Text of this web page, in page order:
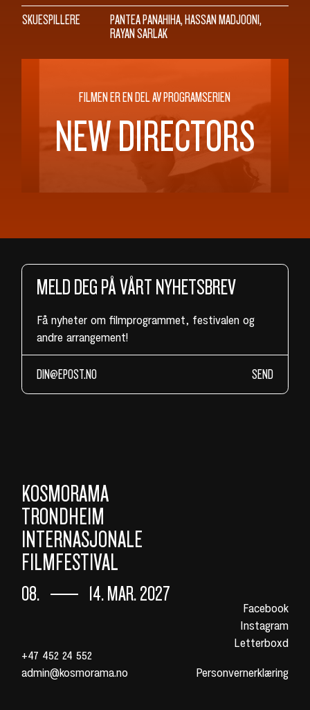
SKUESPILLERE
PANTEA PANAHIHA, HASSAN MADJOONI,
RAYAN SARLAK
FILMEN ER EN DEL AV PROGRAMSERIEN
NEW DIRECTORS
MELD DEG PÅ VÅRT NYHETSBREV
Få nyheter om filmprogrammet, festivalen og
andre arrangement!
SEND
KOSMORAMA
TRONDHEIM
INTERNASJONALE
FILMFESTIVAL
08. 14. MAR. 2027
+47 452 24 552
admin@kosmorama.no
Facebook
Instagram
Letterboxd
Personvernerklæring